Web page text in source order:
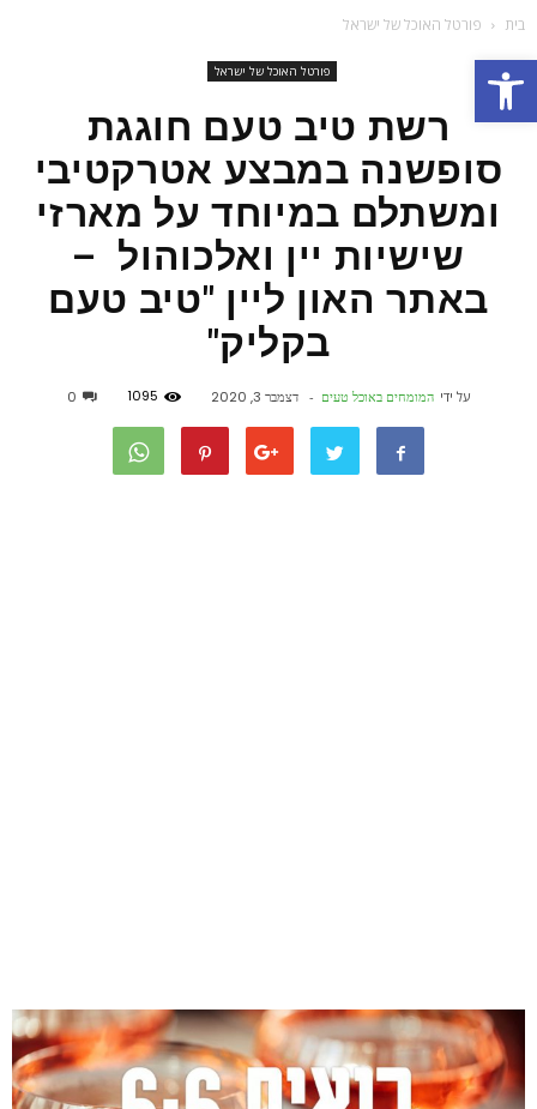
פתח סרגל נגישות
בית פורטל האוכל של ישראל
פורטל האוכל של ישראל
רשת טיב טעם חוגגת
סופשנה במבצע אטרקטיבי
ומשתלם במיוחד על מארזי
שישיות יין ואלכוהול –
באתר האון ליין "טיב טעם
בקליק"
על ידי המומחים באוכל טעים - דצמבר 3, 2020 1095
0